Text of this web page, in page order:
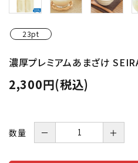
23pt
濃厚プレミアムあまざけ
2,300円(税込)
数量 － ＋